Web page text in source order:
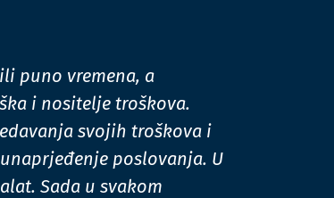
puno vremena, a
i nositelje troškova.
svojih troškova i
poslovanja. U
Sada u svakom